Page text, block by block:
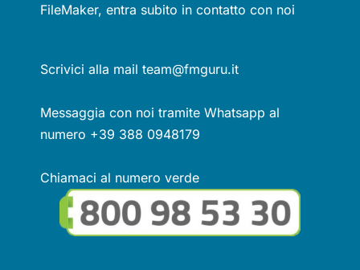
FileMaker, entra subito in contatto con noi
Scrivici alla mail team@fmguru.it
Messaggia con noi tramite Whatsapp al
numero +39 388 0948179
Chiamaci al numero verde